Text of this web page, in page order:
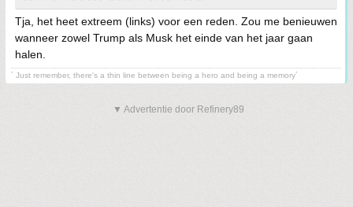
Tja, het heet extreem (links) voor een reden. Zou me benieuwen
wanneer zowel Trump als Musk het einde van het jaar gaan
halen.
´ Just remember, there's a thin line between being a hero and being a memory´
▼ Advertentie door Refinery89